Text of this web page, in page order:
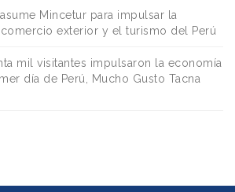
Mincetur para impulsar la
exterior y el turismo del Perú
mil visitantes impulsaron la economía
día de Perú, Mucho Gusto Tacna